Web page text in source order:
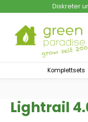
Hauptinhalt springen
Zur Suche springen
Diskreter
Komplettsets
Lightrail